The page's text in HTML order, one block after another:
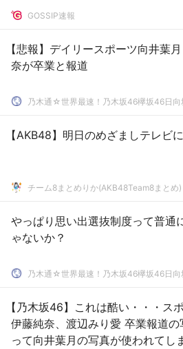
GOSSIP速報
【悲報】デイリースポーツ向井葉
奈が卒業と報道
【AKB48】明日のめざましテレビ
チーム8まとめりか(AKB48Team8まとめ)
やっぱり思い出選抜制度って普通
ゃないか？
【乃木坂46】これは酷い・・・ス
伊藤純奈、渡辺みり愛 卒業報道の
って向井葉月の写真が使われてし